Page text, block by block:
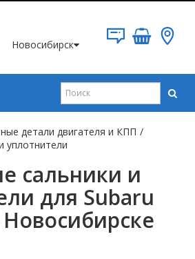
Новосибирск
детали двигателя и КПП /
уплотнители
сальники и
для Subaru